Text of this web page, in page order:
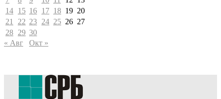
14 15 16 17 18 19 20
21
22 23 24 25 26 27
28 29 30
« Авг
Окт »